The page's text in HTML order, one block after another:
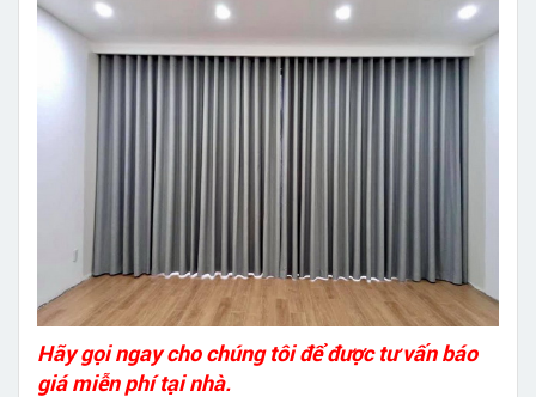
Hãy gọi ngay cho chúng tôi để được tư vấn báo
giá miễn phí tại nhà.